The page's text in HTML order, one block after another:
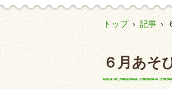
トップ › 記事 ›
６月あそ